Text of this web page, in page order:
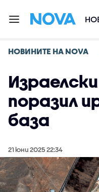
НОВИНИТЕ НА NOVA
поразил
база
21 юни 2025 22:34